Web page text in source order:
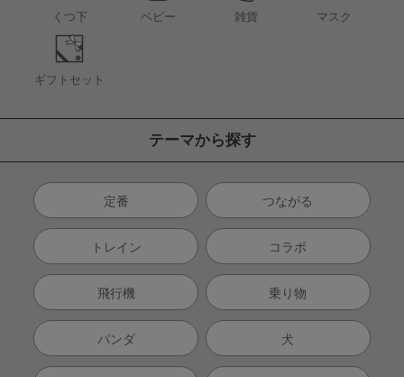
くつ下 ベビー 雑貨 マスク
ギフトセット
テーマから探す
定番 つながる
トレイン コラボ
飛行機 乗り物
パンダ 犬